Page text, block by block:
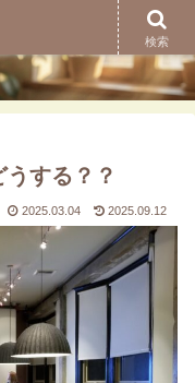
する？？
2025.03.04 2025.09.12
検索